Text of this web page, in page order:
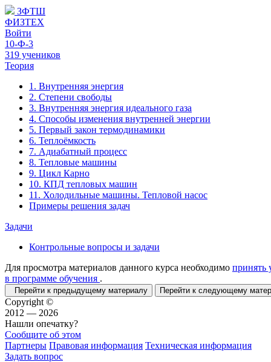
ЗФТШ
ФИЗТЕХ
Войти
10-Ф-3
319 учеников
Теория
1. Внутренняя энергия
2. Степени свободы
3. Внутренняя энергия идеального газа
4. Способы изменения внутренней энергии
5. Первый закон термодинамики
6. Теплоёмкость
7. Адиабатный процесс
8. Тепловые машины
9. Цикл Карно
10. КПД тепловых машин
11. Холодильные машины. Тепловой насос
Примеры решения задач
Задачи
Контрольные вопросы и задачи
Для просмотра материалов данного курса необходимо принять
в программе обучения .
Перейти к предыдущему материалу Перейти к следующему
Copyright ©
2012 — 2026
Нашли опечатку?
Сообщите об этом
Партнеры Правовая информация Техническая информация
Задать вопрос